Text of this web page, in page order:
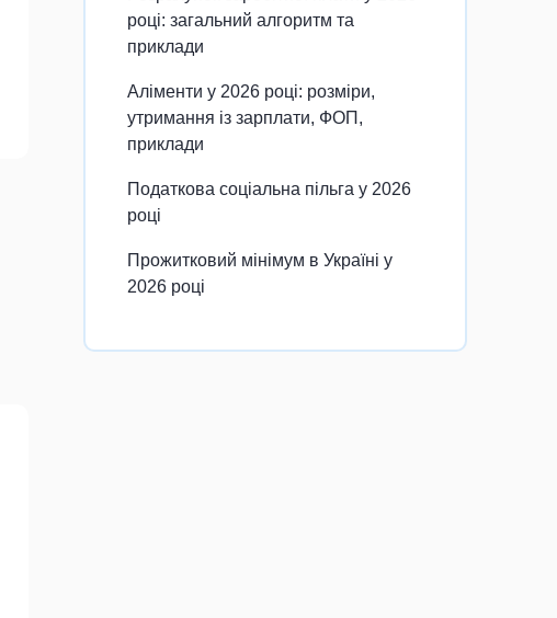
році: загальний алгоритм та
приклади
Аліменти у 2026 році: розміри,
утримання із зарплати, ФОП,
приклади
Податкова соціальна пільга у 2026
році
Прожитковий мінімум в Україні у
2026 році